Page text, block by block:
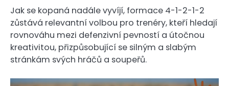
Jak se kopaná nadále vyvíjí, formace 4-1-2-1-2
zůstává relevantní volbou pro trenéry, kteří hledají
rovnováhu mezi defenzivní pevností a útočnou
kreativitou, přizpůsobující se silným a slabým
stránkám svých hráčů a soupeřů.